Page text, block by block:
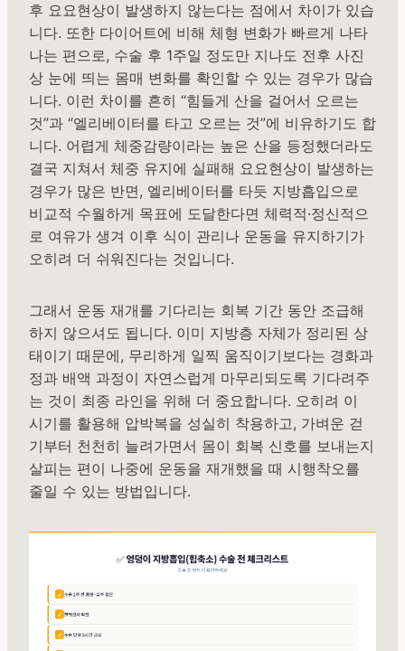
후 요요현상이 발생하지 않는다는 점에서 차이가 있습
니다. 또한 다이어트에 비해 체형 변화가 빠르게 나타
나는 편으로, 수술 후 1주일 정도만 지나도 전후 사진
상 눈에 띄는 몸매 변화를 확인할 수 있는 경우가 많습
니다. 이런 차이를 흔히 “힘들게 산을 걸어서 오르는
것”과 “엘리베이터를 타고 오르는 것”에 비유하기도 합
니다. 어렵게 체중감량이라는 높은 산을 등정했더라도
결국 지쳐서 체중 유지에 실패해 요요현상이 발생하는
경우가 많은 반면, 엘리베이터를 타듯 지방흡입으로
비교적 수월하게 목표에 도달한다면 체력적·정신적으
로 여유가 생겨 이후 식이 관리나 운동을 유지하기가
오히려 더 쉬워진다는 것입니다.
그래서 운동 재개를 기다리는 회복 기간 동안 조급해
하지 않으셔도 됩니다. 이미 지방층 자체가 정리된 상
태이기 때문에, 무리하게 일찍 움직이기보다는 경화과
정과 배액 과정이 자연스럽게 마무리되도록 기다려주
는 것이 최종 라인을 위해 더 중요합니다. 오히려 이
시기를 활용해 압박복을 성실히 착용하고, 가벼운 걷
기부터 천천히 늘려가면서 몸이 회복 신호를 보내는지
살피는 편이 나중에 운동을 재개했을 때 시행착오를
줄일 수 있는 방법입니다.